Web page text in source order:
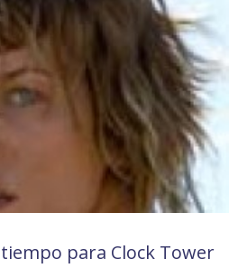
para Clock Tower